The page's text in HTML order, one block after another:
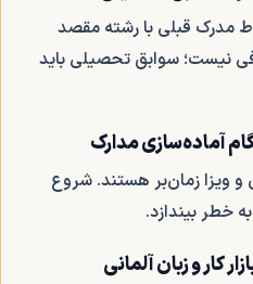
مدرک قبلی با رشته مقصد
نیست؛ سوابق تحصیلی باید
آماده‌سازی مدارک
و ویزا زمان‌بر هستند. شروع
خطر بیندازد.
کار و زبان آلمانی